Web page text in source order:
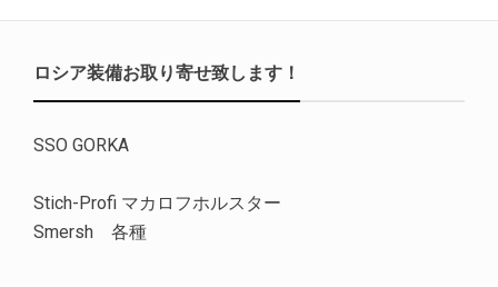
ロシア装備お取り寄せ致します！
SSO GORKA
Stich-Profi マカロフホルスター
Smersh 各種